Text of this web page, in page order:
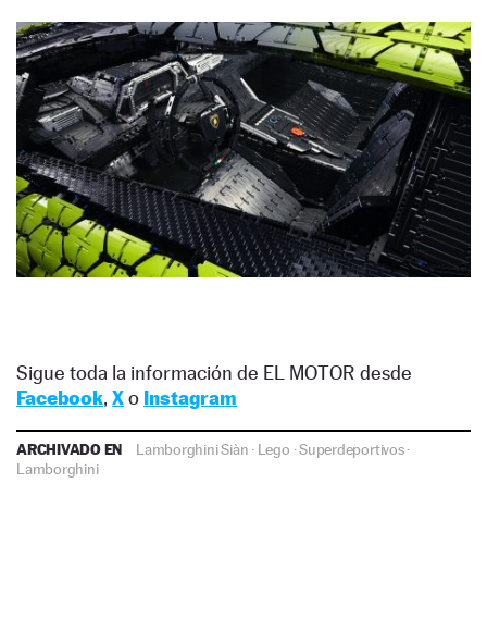
Sigue toda la información de EL MOTOR desde
Facebook, Xo Instagram
ARCHIVADO EN Lamborghini Siàn · Lego ·Superdeportivos·
Lamborghini